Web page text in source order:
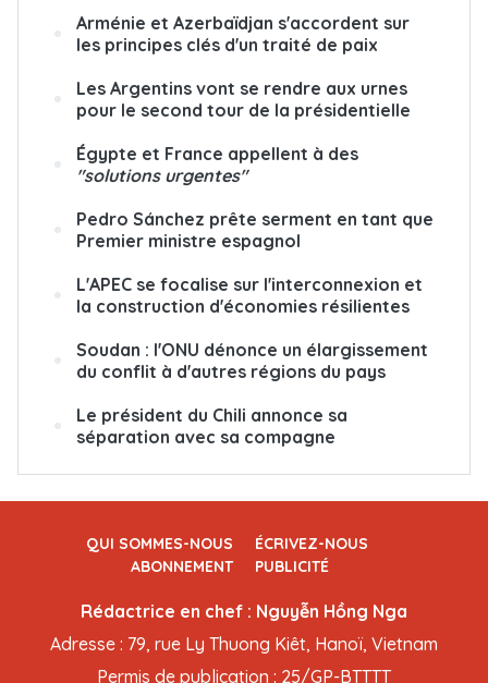
Arménie et Azerbaïdjan s'accordent sur
les principes clés d'un traité de paix
Les Argentins vont se rendre aux urnes
pour le second tour de la présidentielle
Égypte et France appellent à des
"solutions urgentes"
Pedro Sánchez prête serment en tant que
Premier ministre espagnol
L'APEC se focalise sur l'interconnexion et
la construction d'économies résilientes
Soudan : l'ONU dénonce un élargissement
du conflit à d'autres régions du pays
Le président du Chili annonce sa
séparation avec sa compagne
QUI SOMMES-NOUS
ÉCRIVEZ-NOUS
ABONNEMENT
PUBLICITÉ
Rédactrice en chef : Nguyễn Hồng Nga
Adresse : 79, rue Ly Thuong Kiêt, Hanoï, Vietnam
Permis de publication : 25/GP-BTTTT